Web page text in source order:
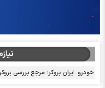
خودرو ایران بروکر؛ مرجع بررسی